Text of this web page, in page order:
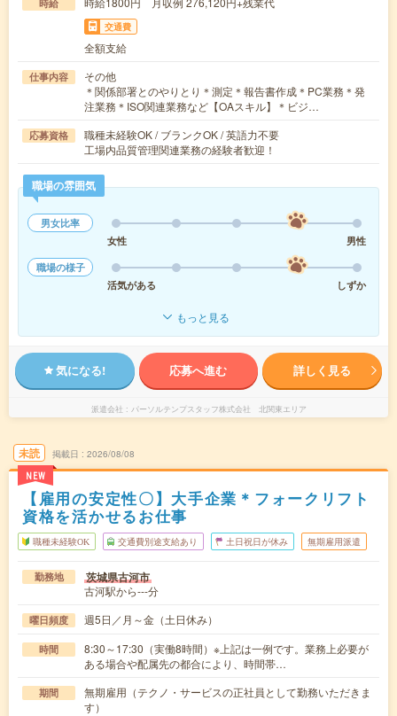
時給
交通費
全額支給
仕事内容
その他
＊関係部署とのやりとり＊測定＊報告書作成＊PC業務＊発
注業務＊ISO関連業務など【OAスキル】＊ビジ…
応募資格
職種未経験OK / ブランクOK / 英語力不要
工場内品質管理関連業務の経験者歓迎！
職場の雰囲気
男女比率
女性
男性
職場の様子
活気がある
しずか
もっと見る
気になる! 応募へ進む 詳しく見る
派遣会社 パーソルテンプスタッフ株式会社 北関東エリア
未読
NEW
掲載日 2026/08/08
【雇用の安定性〇】大手企業＊フォークリフト
資格を活かせるお仕事
職種未経験OK 交通費別途支給あり 土日祝日が休み 無期雇用派遣
勤務地 茨城県古河市
古河駅から---分
曜日頻度 週5日／月～金（土日休み）
時間
8:30～17:30（実働8時間）※上記は一例です。業務上必要が
ある場合や配属先の都合により、時間帯…
期間
無期雇用（テクノ・サービスの正社員として勤務いただきま
す）